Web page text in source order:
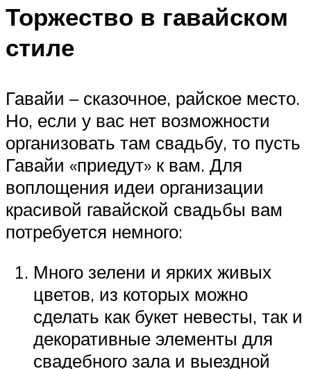
Торжество в гавайском
стиле
Гавайи – сказочное, райское место.
Но, если у вас нет возможности
организовать там свадьбу, то пусть
Гавайи «приедут» к вам. Для
воплощения идеи организации
красивой гавайской свадьбы вам
потребуется немного:
Много зелени и ярких живых
цветов, из которых можно
сделать как букет невесты, так и
декоративные элементы для
свадебного зала и выездной